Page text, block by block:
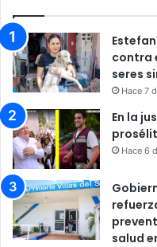
contra
seres
Hace 7
En la
Hace 6
salud